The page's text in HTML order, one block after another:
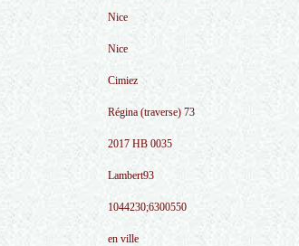
Nice
Nice
Cimiez
Régina (traverse) 73
2017 HB 0035
Lambert93
1044230;6300550
en ville